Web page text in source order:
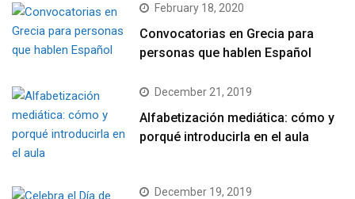
February 18, 2020
Convocatorias en Grecia para
personas que hablen Español
December 21, 2019
Alfabetización mediática: cómo y
porqué introducirla en el aula
December 19, 2019